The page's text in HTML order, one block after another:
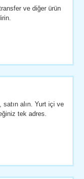
ve diğer ürün
alın. Yurt içi ve
tek adres.